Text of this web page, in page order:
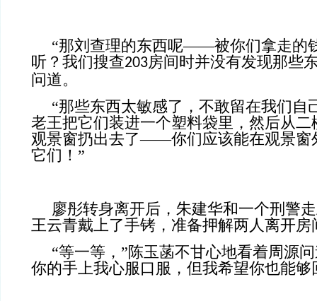
“那刘查理的东西呢——被你们拿走的
听？我们搜查203房间时并没有发现那些
问道。
“那些东西太敏感了，不敢留在我们自
老王把它们装进一个塑料袋里，然后从
观景窗扔出去了——你们应该能在观景窗
它们！”
廖彤转身离开后，朱建华和一个刑警
王云青戴上了手铐，准备押解两人离开房
“等一等，”陈玉菡不甘心地看着周源
你的手上我心服口服，但我希望你也能够